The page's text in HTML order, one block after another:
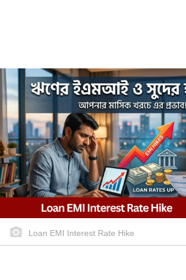
Loan EMI Interest Rate Hike